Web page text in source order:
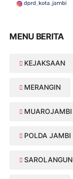
MENU BERITA
KEJAKSAAN
MERANGIN
MUAROJAMBI
POLDA JAMBI
SAROLANGUN